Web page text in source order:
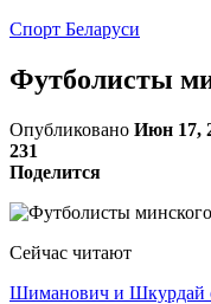
Спорт Беларуси
Футболисты
Опубликовано Июн 17,
231
Поделится
Сейчас читают
Шиманович и Шкурдай